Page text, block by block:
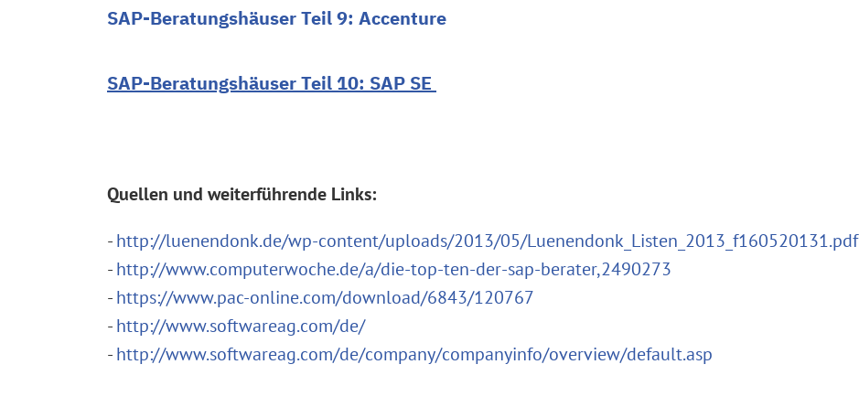
SAP-Beratungshäuser Teil 9: Accenture
SAP-Beratungshäuser Teil 10: SAP SE
Quellen und weiterführende Links:
-http://luenendonk.de/wp-content/uploads/2013/05/Luenendonk_Listen_2013_f160520131.pdf
-http://www.computerwoche.de/a/die-top-ten-der-sap-berater,2490273
-https://www.pac-online.com/download/6843/120767
-http://www.softwareag.com/de/
-http://www.softwareag.com/de/company/companyinfo/overview/default.asp